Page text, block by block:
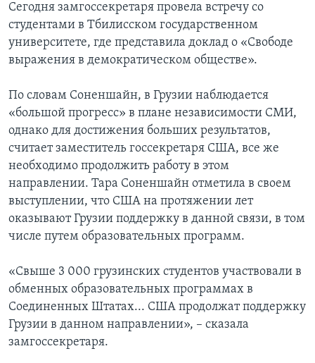
Сегодня замгоссекретаря провела встречу со
студентами в Тбилисском государственном
университете, где представила доклад о «Свободе
выражения в демократическом обществе».
По словам Соненшайн, в Грузии наблюдается
«большой прогресс» в плане независимости СМИ,
однако для достижения больших результатов,
считает заместитель госсекретаря США, все же
необходимо продолжить работу в этом
направлении. Тара Соненшайн отметила в своем
выступлении, что США на протяжении лет
оказывают Грузии поддержку в данной связи, в том
числе путем образовательных программ.
«Свыше 3 000 грузинских студентов участвовали в
обменных образовательных программах в
Соединенных Штатах... США продолжат поддержку
Грузии в данном направлении», – сказала
замгоссекретаря.